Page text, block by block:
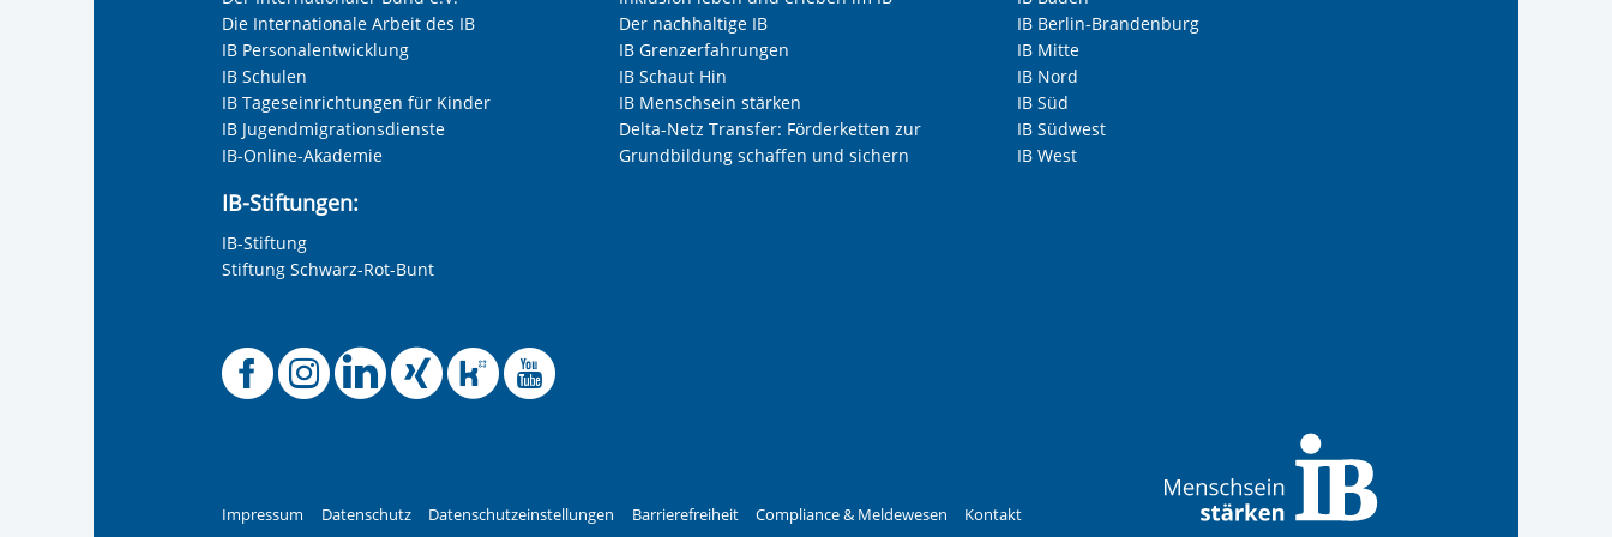
Die Internationale Arbeit des IB
IB Personalentwicklung
IB Schulen
IB Tageseinrichtungen für Kinder
IB Jugendmigrationsdienste
IB-Online-Akademie
IB-Stiftungen:
IB-Stiftung
Stiftung Schwarz-Rot-Bunt
Der nachhaltige IB
IB Grenzerfahrungen
IB Schaut Hin
IB Menschsein stärken
Delta-Netz Transfer: Förderketten zur
Grundbildung schaffen und sichern
IB Berlin-Brandenburg
IB Mitte
IB Nord
IB Süd
IB Südwest
IB West
Offizielle Facebook-Seite der IB-Freiwilligendienste
Offizielle Instagram-Seite des Internationalen Bund
Offizielle LinkedIn-Seite des Internationalen Bund
Offizielle Xing-Seite des Internationalen Bund
Offizielle Kununu-Seite des Internationalen
Impressum Datenschutz Datenschutzeinstellungen Barrierefreiheit Compliance & Meldewesen Kontakt